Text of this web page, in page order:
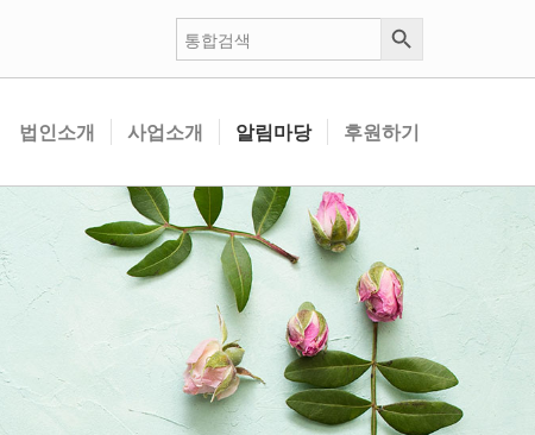
검
색:
검색 버튼
법인소개 사업소개 알림마당 후원하기